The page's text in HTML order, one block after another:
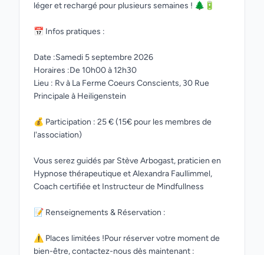
léger et rechargé pour plusieurs semaines ! 🌲🔋
📅 Infos pratiques :
Date :Samedi 5 septembre 2026
Horaires :De 10h00 à 12h30
Lieu : Rv à La Ferme Coeurs Conscients, 30 Rue
Principale à Heiligenstein
💰 Participation : 25 € (15€ pour les membres de
l'association)
Vous serez guidés par Stève Arbogast, praticien en
Hypnose thérapeutique et Alexandra Faullimmel,
Coach certifiée et Instructeur de Mindfullness
📝 Renseignements & Réservation :
⚠️ Places limitées !Pour réserver votre moment de
bien-être, contactez-nous dès maintenant :